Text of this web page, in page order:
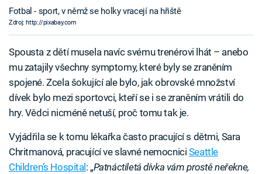
Fotbal - sport, v němž se holky vracejí na hřiště
Zdroj: http://pixabay.com
Spousta z dětí musela navíc svému trenérovi lhát – anebo
mu zatajily všechny symptomy, které byly se zraněním
spojené. Zcela šokující ale bylo, jak obrovské množství
dívek bylo mezi sportovci, kteří se i se zraněním vrátili do
hry. Vědci nicméně netuší, proč tomu tak je.
Vyjádřila se k tomu lékařka často pracující s dětmi, Sara
Chritmanová, pracující ve slavné nemocnici Seattle
Children’s Hospital : „Patnáctiletá dívka vám prostě neřekne,